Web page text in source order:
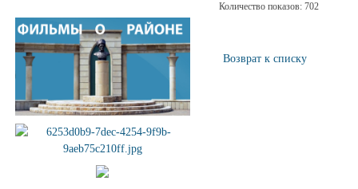
Количество показов: 702
Возврат к списку